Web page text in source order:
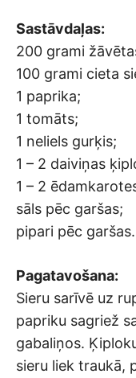
Sastāvdaļas:
200 grami
100 grami cieta
1 paprika;
1 tomāts;
1 neliels gurķis;
1 – 2 daiviņas
1 – 2
sāls pēc garšas;
pipari pēc garšas.
Pagatavošana:
Sieru sarīvē uz
papriku sagriež
gabaliņos.
sieru liek traukā,